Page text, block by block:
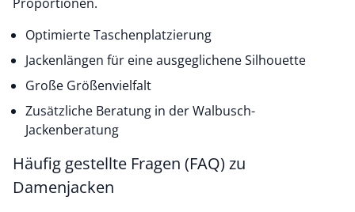
Optimierte Taschenplatzierung
Jackenlängen für eine ausgeglichene Silhouette
Große Größenvielfalt
Zusätzliche Beratung in der Walbusch-
Jackenberatung
Häufig gestellte Fragen (FAQ) zu
Damenjacken